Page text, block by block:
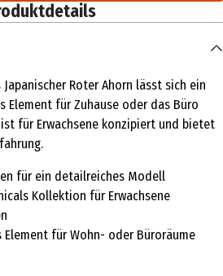
Roter Ahorn lässt sich ein
Element für Zuhause oder das Büro
für Erwachsene konzipiert und bietet
für ein detailreiches Modell
Kollektion für Erwachsene
für Wohn- oder Büroräume